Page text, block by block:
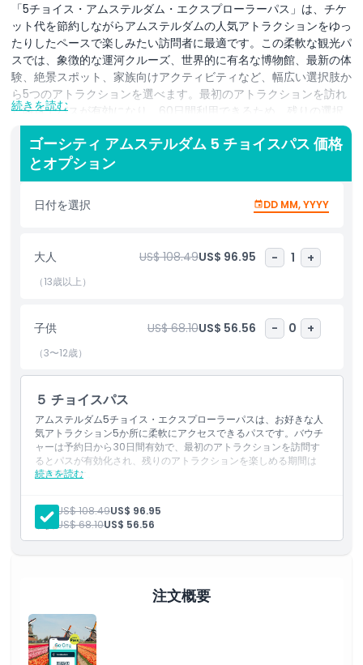
「5チョイス・アムステルダム・エクスプローラーパス」は、チケ
ット代を節約しながらアムステルダムの人気アトラクションをゆっ
たりしたペースで楽しみたい訪問者に最適です。この柔軟な観光パ
スでは、象徴的な運河クルーズ、世界的に有名な博物館、最新の体
験、絶景スポット、家族向けアクティビティなど、幅広い選択肢か
ら5つのアトラクションを選べます。最初のアトラクションを訪れ
た時点でパスが有効になり、60日間利用できるため、残りの選択
肢を慌てずに楽しむ十分な時間があります。パスはすべてを1つの
便利なデジタルコードにまとめるため、個別にチケットを購入する
手間が省けます。この柔軟性により、興味に合わせて旅程を自由に
カスタマイズできます。お気に入りの場所の再訪、地元のカフェや
市場の散策、穴場の地区の探索など、思いどおりに楽しめます。カ
ップル、家族、ゆったり旅を好む旅行者に理想的な5チョイス・ア
歴史・エンターテインメントを自分のペースで体験しつつ、利便性
とお得さを最大限に高めます。
含まれるもの
子供／大人ポリシー
除外事項
場所
続きを読む
ゴーシティ アムステルダム 5 チョイスパス 価格
とオプション
日付を選択 DD MM, YYYY
大人 US$ 108.49US$ 96.95 - 1 +
（13歳以上）
子供 US$ 68.10US$ 56.56 - 0 +
（3〜12歳）
５ チョイスパス
アムステルダム5チョイス・エクスプローラーパスは、お好きな人
気アトラクション5か所に柔軟にアクセスできるパスです。バウチ
ャーは予約日から30日間有効で、最初のアトラクションを訪問す
るとパスが有効化され、残りのアトラクションを楽しめる期間は
60日間です。
続きを読む
アムステルダム5チョイス・エクスプローラーパスは、お好きな人
気アトラクション5か所に柔軟にアクセスできるパスです。バウチ
ャーは予約日から30日間有効で、最初のアトラクションを訪問す
大人: US$ 108.49US$ 96.95
子供:
US$ 68.10US$ 56.56
注文概要